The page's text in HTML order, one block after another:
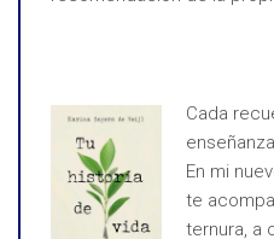
Cada
En mi
te
ternura, a